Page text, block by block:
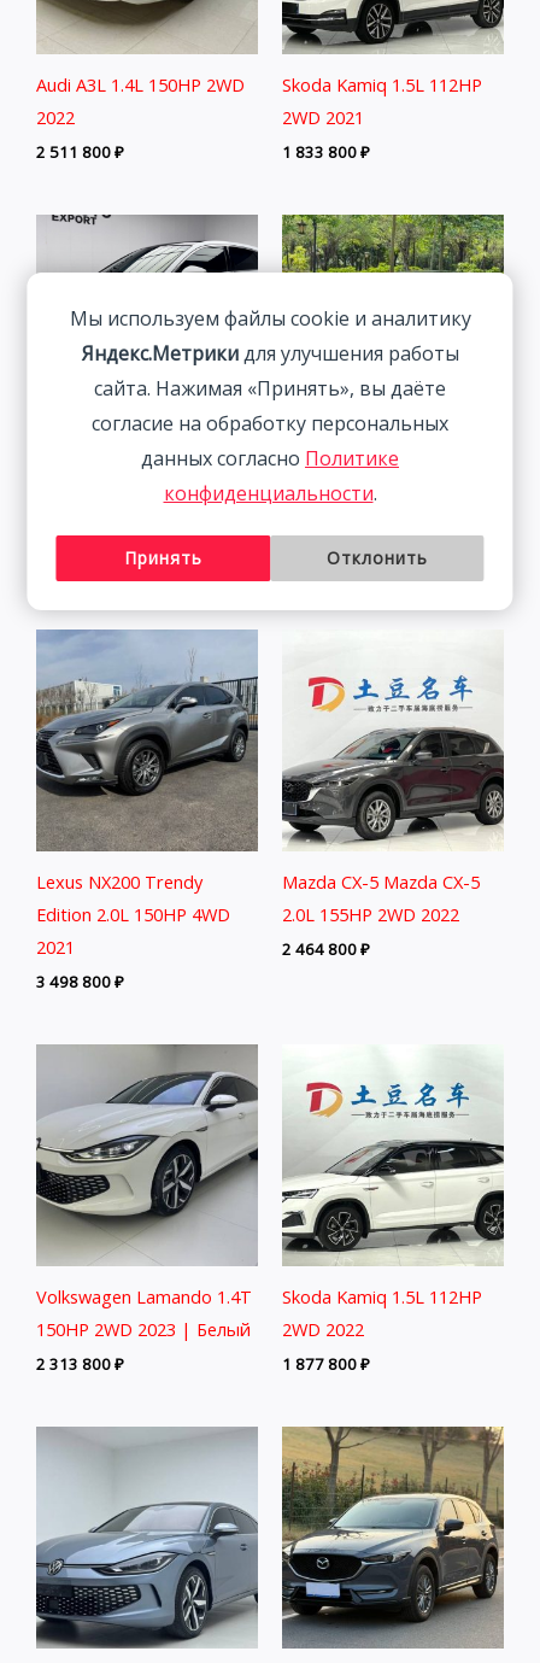
Audi A3L 1.4L 150HP 2WD
2022
2 511 800₽
Skoda Kamiq 1.5L 112HP
2WD 2021
1 833 800₽
Audi A3 1.4T 150HP 2WD
2022 | Белый | Арт.
Volkswagen Lamando 1.4T
150HP 2WD 2023 |
Красный
2 115 800₽
Lexus NX200 Trendy
Edition 2.0L 150HP 4WD
2021
3 498 800₽
Mazda CX-5 Mazda CX-5
2.0L 155HP 2WD 2022
2 464 800₽
Volkswagen Lamando 1.4T
150HP 2WD 2023 | Белый
2 313 800₽
Skoda Kamiq 1.5L 112HP
2WD 2022
1 877 800₽
Мы используем файлы cookie и аналитику
Яндекс.Метрикидля улучшения работы
сайта. Нажимая «Принять», вы даёте
согласие на обработку персональных
данных согласно Политике
конфиденциальности.
Принять Отклонить